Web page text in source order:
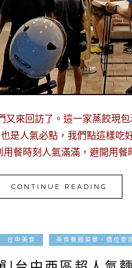
又來回訪了。這一家蒸餃現
是人氣必點，我們點這樣吃
餐時刻人氣滿滿，避開用
CONTINUE READING
台中美食 美食餐廳菜單、價位查